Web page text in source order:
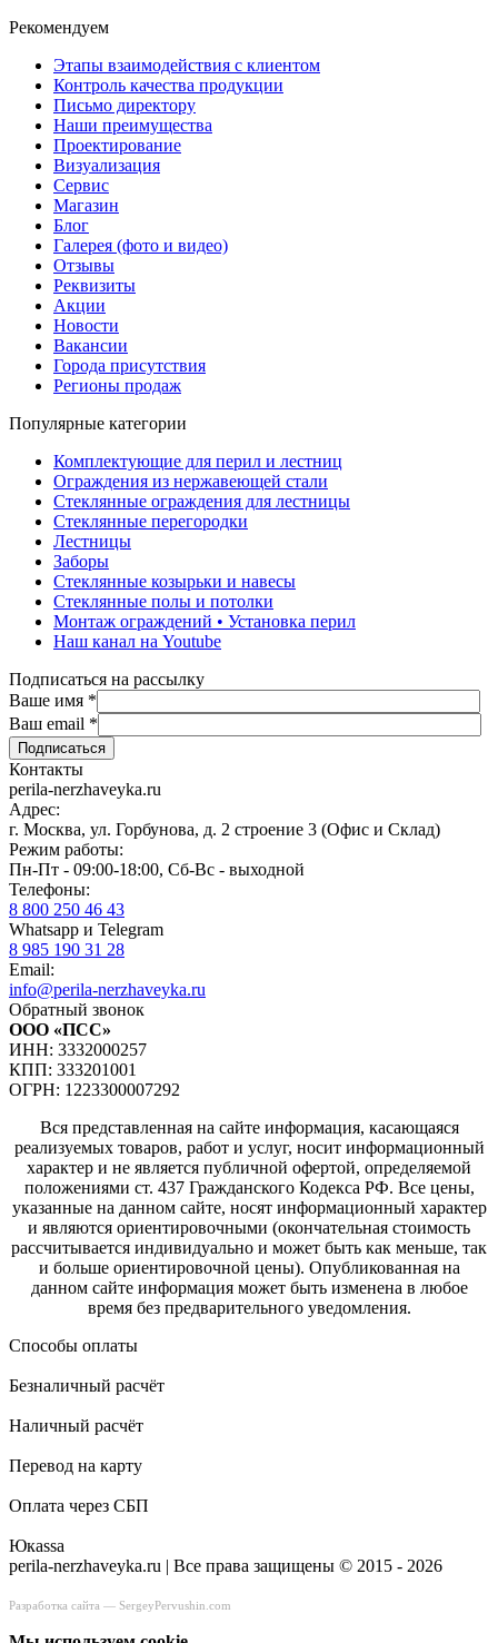
Рекомендуем
Этапы взаимодействия с клиентом
Контроль качества продукции
Письмо директору
Наши преимущества
Проектирование
Визуализация
Сервис
Магазин
Блог
Галерея (фото и видео)
Отзывы
Реквизиты
Акции
Новости
Вакансии
Города присутствия
Регионы продаж
Популярные категории
Комплектующие для перил и лестниц
Ограждения из нержавеющей стали
Стеклянные ограждения для лестницы
Стеклянные перегородки
Лестницы
Заборы
Стеклянные козырьки и навесы
Стеклянные полы и потолки
Монтаж ограждений • Установка перил
Наш канал на Youtube
Подписаться на рассылку
Ваше имя *
Ваш email *
Контакты
perila-nerzhaveyka.ru
Адрес:
г. Москва, ул. Горбунова, д. 2 строение 3 (Офис и Склад)
Режим работы:
Пн-Пт - 09:00-18:00, Сб-Вс - выходной
Телефоны:
8 800 250 46 43
Whatsapp и Telegram
8 985 190 31 28
Email:
info@perila-nerzhaveyka.ru
Обратный звонок
ООО «ПСС»
ИНН: 3332000257
КПП: 333201001
ОГРН: 1223300007292
Вся представленная на сайте информация, касающаяся
реализуемых товаров, работ и услуг, носит информационный
характер и не является публичной офертой, определяемой
положениями ст. 437 Гражданского Кодекса РФ. Все цены,
указанные на данном сайте, носят информационный характер
и являются ориентировочными (окончательная стоимость
рассчитывается индивидуально и может быть как меньше, так
и больше ориентировочной цены). Опубликованная на
данном сайте информация может быть изменена в любое
время без предварительного уведомления.
Способы оплаты
Безналичный расчёт
Наличный расчёт
Перевод на карту
Оплата через СБП
Юкаssа
perila-nerzhaveyka.ru | Все права защищены © 2015 - 2026
Разработка сайта — SergeyPervushin.com